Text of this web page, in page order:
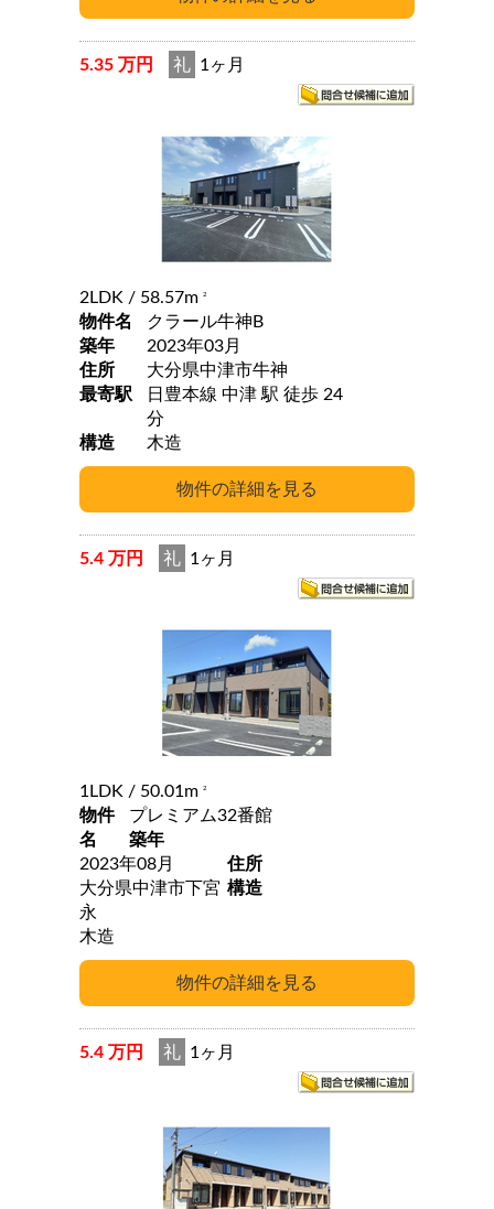
5.35 万円 礼 1ヶ月
2LDK / 58.57m 2
物件名
クラール牛神B
築年
2023年03月
住所
大分県中津市牛神
最寄駅
日豊本線 中津 駅 徒歩 24
分
構造
木造
5.4 万円 礼 1ヶ月
1LDK / 50.01m 2
物件
名
プレミアム32番館
築年
2023年08月
住所
大分県中津市下宮
永
構造
木造
5.4 万円 礼 1ヶ月